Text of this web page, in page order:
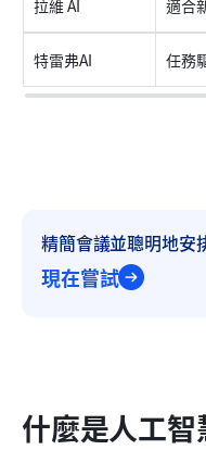
拉維 AI 適合
特雷弗AI 任務
精簡會議並聰明地安
現在嘗試
什麼是人工智